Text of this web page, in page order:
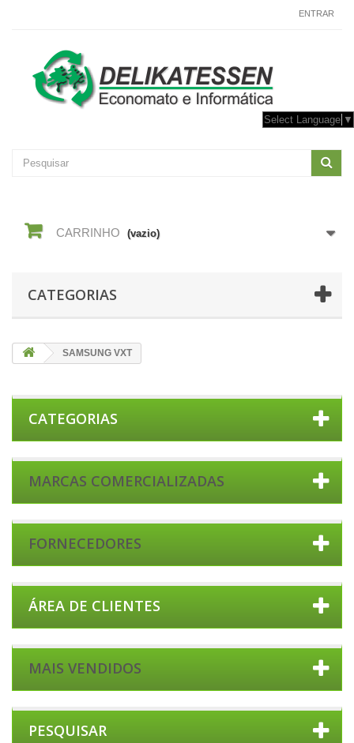
ENTRAR
Select Language ▼
CARRINHO (vazio)
CATEGORIAS
SAMSUNG VXT
CATEGORIAS
MARCAS COMERCIALIZADAS
FORNECEDORES
ÁREA DE CLIENTES
MAIS VENDIDOS
PESQUISAR